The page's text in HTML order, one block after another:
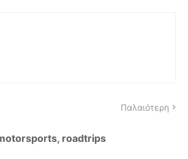
Παλαιότερη
roadtrips